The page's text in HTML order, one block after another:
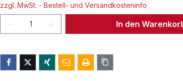
zzgl. MwSt. - Bestell- und Versandkosteninfo
Produkt Anzahl: Gib den
In den